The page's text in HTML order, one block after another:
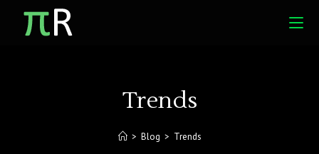
Trends
> Blog > Trends